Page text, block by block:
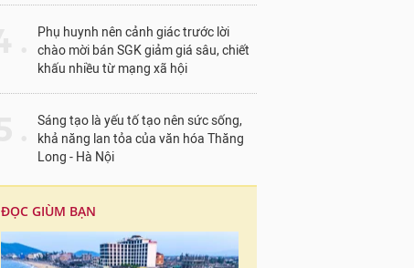
Phụ huynh nên cảnh giác trước lời
chào mời bán SGK giảm giá sâu, chiết
khấu nhiều từ mạng xã hội
Sáng tạo là yếu tố tạo nên sức sống,
khả năng lan tỏa của văn hóa Thăng
Long - Hà Nội
ĐỌC GIÙM BẠN